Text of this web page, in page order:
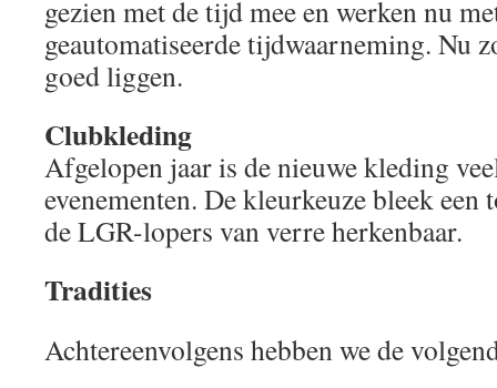
gezien met de tijd mee en werken nu
geautomatiseerde tijdwaarneming. Nu
goed liggen.
Clubkleding
Afgelopen jaar is de nieuwe kleding
evenementen. De kleurkeuze bleek
de LGR-lopers van verre herkenbaar.
Tradities
Achtereenvolgens hebben we de